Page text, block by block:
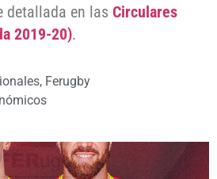
detallada en las Circulares
2019-20).
, Ferugby